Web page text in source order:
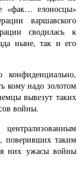
«фак… елоносцы»
варшавского
сводилась к
ныне, так и его
конфиденциально,
кому надо золотом
вывезут таких
войны.
поверивших таким
них ужасы войны